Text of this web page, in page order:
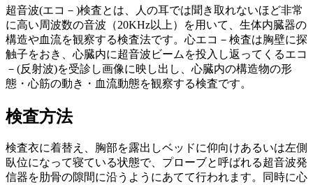
超音波(エコ－)検査とは、人の耳では聞き取れないほど非常
に高い周波数の音波（20KHz以上）を用いて、生体内臓器の
構造や血流を観察する検査法です。心エコ－検査は胸壁に探
触子をおき、心臓内に超音波ビームを投入し返ってくるエコ
－(反射波)を受診し画像に映し出し、心臓内の構造物の形
態・心筋の動き・血流動態を観察する検査です。
検査方法
検査衣に着替え、胸部を露出しベッドに仰向けあるいは左側
臥位になって寝ている状態で、プローブと呼ばれる超音波発
信器を肋骨の隙間に沿うようにあてて行われます。同時に心